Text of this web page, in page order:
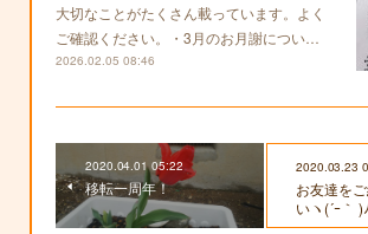
大切なことがたくさん載っています。よく
ご確認ください。・3月のお月謝につい…
2026.02.05 08:46
2020.04.01 05:22
移転一周年！
2020.03.23
お友達を
いヽ(´ｰ｀ )ﾉ